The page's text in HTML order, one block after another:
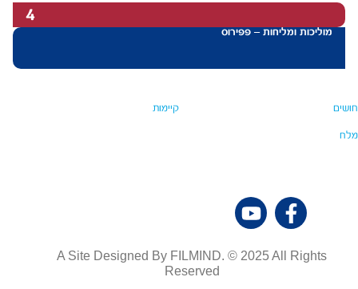
4
מוליכות ומליחות – פפירוס
חושים קיימות
מלח
A Site Designed By FILMIND. © 2025 All Rights
Reserved